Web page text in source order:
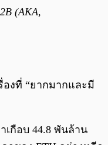
(AKA,
องที่ “ยากมากและมี
เกือบ 44.8 พันล้าน